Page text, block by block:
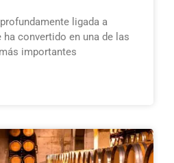
ligada a
ha convertido en una de las
importantes